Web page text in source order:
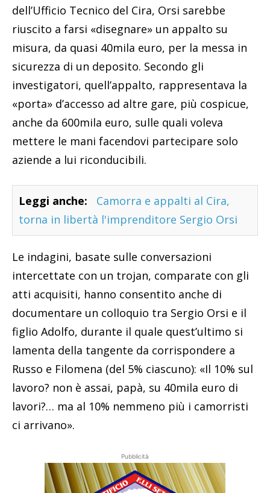
dell’Ufficio Tecnico del Cira, Orsi sarebbe
riuscito a farsi «disegnare» un appalto su
misura, da quasi 40mila euro, per la messa in
sicurezza di un deposito. Secondo gli
investigatori, quell’appalto, rappresentava la
«porta» d’accesso ad altre gare, più cospicue,
anche da 600mila euro, sulle quali voleva
mettere le mani facendovi partecipare solo
aziende a lui riconducibili.
Leggi anche:
Camorra e appalti al Cira,
torna in libertà l'imprenditore Sergio Orsi
Le indagini, basate sulle conversazioni
intercettate con un trojan, comparate con gli
atti acquisiti, hanno consentito anche di
documentare un colloquio tra Sergio Orsi e il
figlio Adolfo, durante il quale quest’ultimo si
lamenta della tangente da corrispondere a
Russo e Filomena (del 5% ciascuno): «Il 10% sul
lavoro? non è assai, papà, su 40mila euro di
lavori?… ma al 10% nemmeno più i camorristi
ci arrivano».
Pubblicità